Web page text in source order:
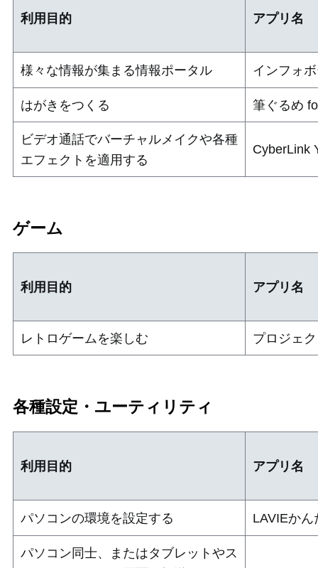
利用目的 アプリ名
様々な情報が集まる情報ポータル インフォ
はがきをつくる 筆ぐるめ
ビデオ通話でバーチャルメイクや各種
エフェクトを適用する
CyberLink
ゲーム
利用目的 アプリ名
レトロゲームを楽しむ プロジェ
各種設定・ユーティリティ
利用目的 アプリ名
パソコンの環境を設定する LAVIEかん
パソコン同士、またはタブレットやス